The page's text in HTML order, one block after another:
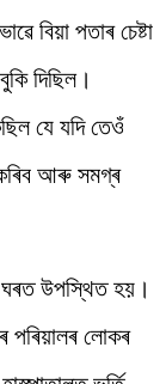
বিয়া পতাৰ চেষ্টা
দিছিল।
যে যদি তেওঁ
আৰু সমগ্ৰ
ঘৰত উপস্থিত হয়।
পৰিয়ালৰ লোকৰ